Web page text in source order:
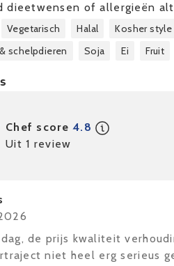
dieetwensen of allergieën
Vegetarisch Halal Kosher style
schelpdieren
Soja Ei Fruit
Chef score4.8
Uit 1 review
de prijs kwaliteit
niet heel erg serieus